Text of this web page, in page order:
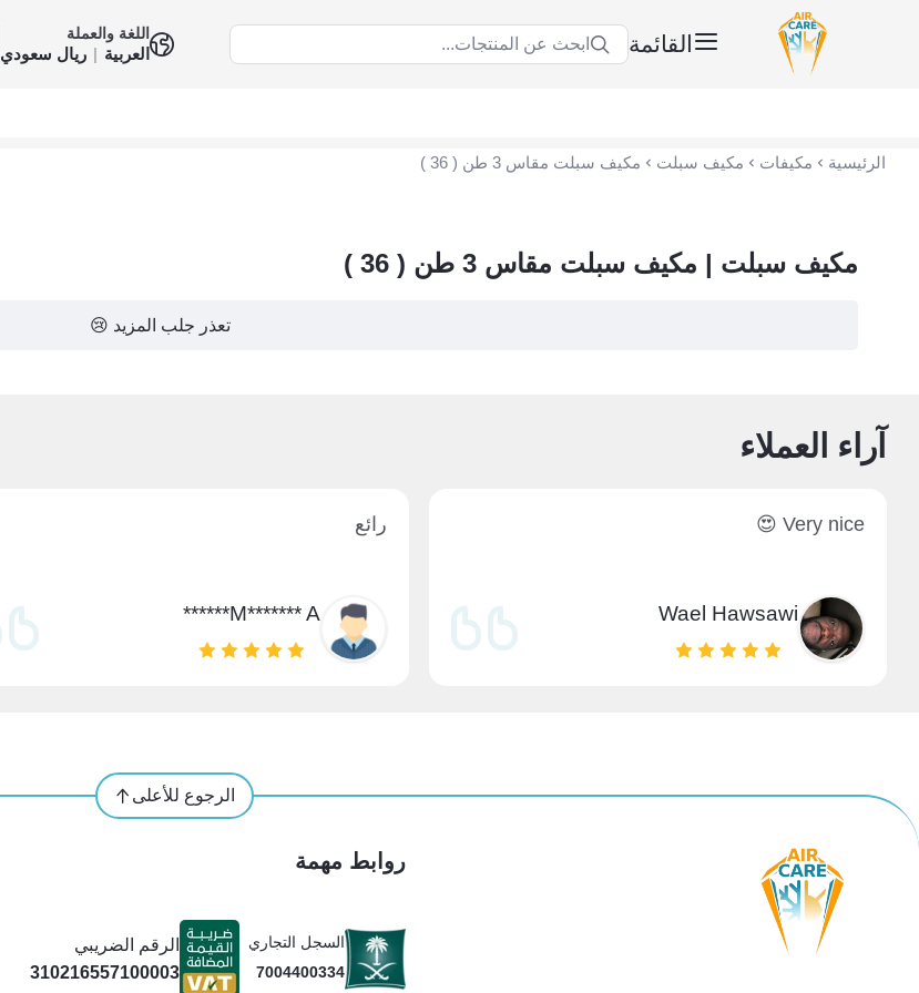
القائمة ابحث عن المنتجات...
اللغة والعملة
العربية | ريال سعودي
الرئيسية مكيفات مكيف سبلت مكيف سبلت مقاس 3 طن ( 36 )
مكيف سبلت | مكيف سبلت مقاس 3 طن ( 36 )
تعذر جلب المزيد 😢
آراء العملاء
Very nice 😍
Wael Hawsawi
رائع
M******* A******
الرجوع للأعلى
روابط مهمة
السجل التجاري
7004400334
الرقم الضريبي
310216557100003